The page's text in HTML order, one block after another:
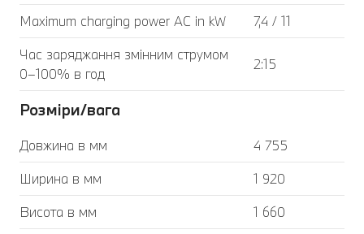
Maximum charging power AC in kW
7,4 / 11
Час заряджання змінним струмом
0–100% в год
2:15
Розміри/вага
Довжина в мм
4 755
Ширина в мм
1 920
Висота в мм
1 660